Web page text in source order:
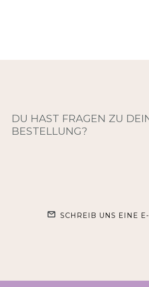
DU HAST FRAGEN ZU
BESTELLUNG?
SCHREIB UNS EINE